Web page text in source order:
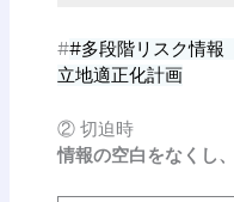
##多段階リスク情
立地適正化計画
② 切迫時
情報の空白をなくし